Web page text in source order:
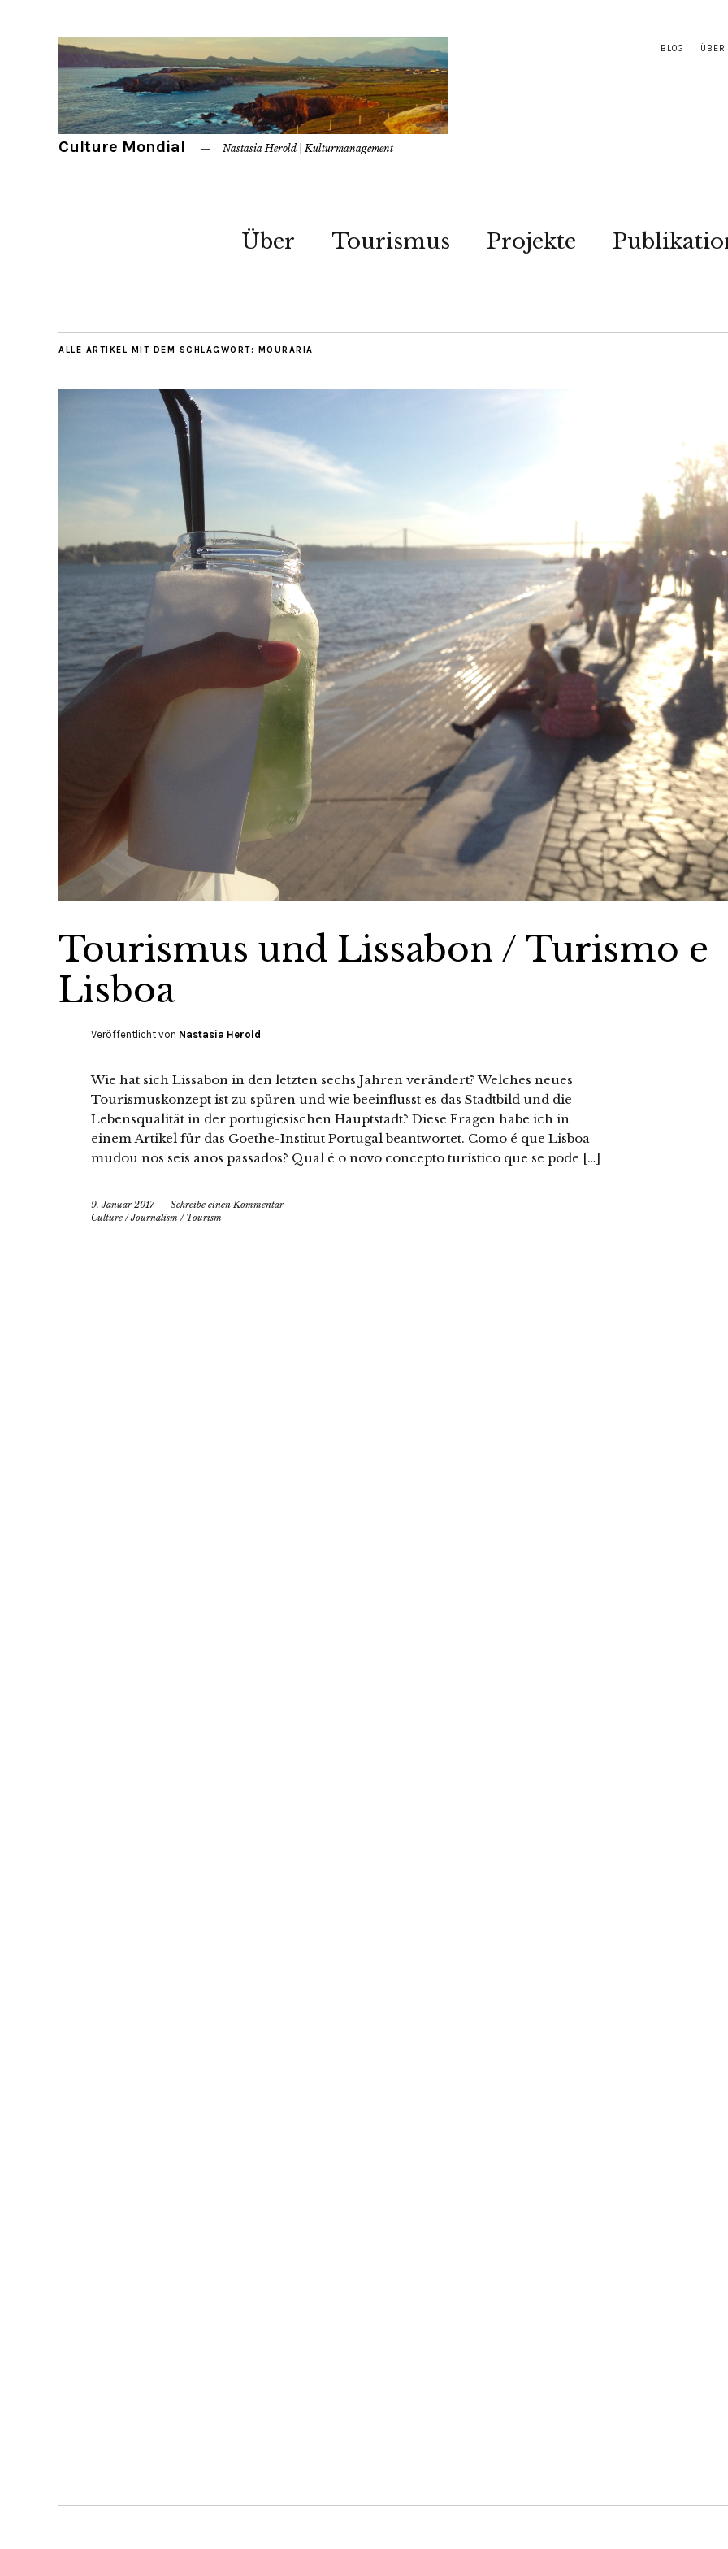
BLOG ÜBER
Culture Mondial Nastasia Herold | Kulturmanagement
Über Tourismus Projekte
ALLE ARTIKEL MIT DEM SCHLAGWORT: MOURARIA
Tourismus und Lissabon / Turismo e
Lisboa
Veröffentlicht von Nastasia Herold
Wie hat sich Lissabon in den letzten sechs Jahren verändert? Welches neues
Tourismuskonzept ist zu spüren und wie beeinflusst es das Stadtbild und die
Lebensqualität in der portugiesischen Hauptstadt? Diese Fragen habe ich in
einem Artikel für das Goethe-Institut Portugal beantwortet. Como é que Lisboa
mudou nos seis anos passados? Qual é o novo concepto turístico que se pode […]
9. Januar 2017
Schreibe einen Kommentar
Culture /Journalism / Tourism